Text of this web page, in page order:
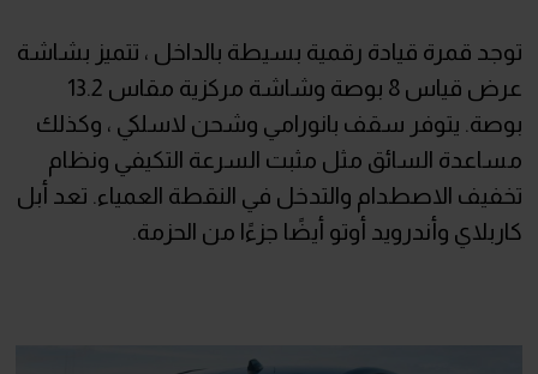
توجد قمرة قيادة رقمية بسيطة بالداخل ، تتميز بشاشة
عرض قياس 8 بوصة وشاشة مركزية مقاس 13.2
بوصة. يتوفر سقف بانورامي وشحن لاسلكي ، وكذلك
مساعدة السائق مثل مثبت السرعة التكيفي ونظام
تخفيف الاصطدام والتدخل في النقطة العمياء. تعد أبل
كاربلاي وأندرويد أوتو أيضًا جزءًا من الحزمة.